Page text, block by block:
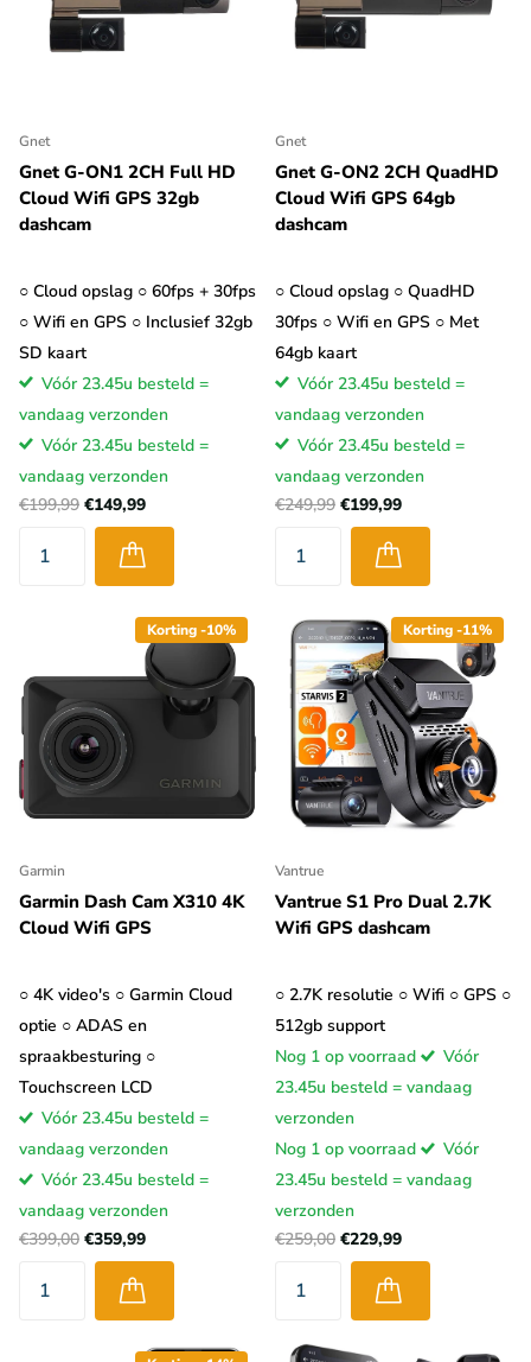
Gnet
Gnet G-ON1 2CH Full HD
Cloud Wifi GPS 32gb
dashcam
○ Cloud opslag ○ 60fps + 30fps
○ Wifi en GPS ○ Inclusief 32gb
SD kaart
Vóór 23.45u besteld =
vandaag verzonden
Vóór 23.45u besteld =
vandaag verzonden
€199,99 €149,99
Gnet
Gnet G-ON2 2CH QuadHD
Cloud Wifi GPS 64gb
dashcam
○ Cloud opslag ○ QuadHD
30fps ○ Wifi en GPS ○ Met
64gb kaart
Vóór 23.45u besteld =
vandaag verzonden
Vóór 23.45u besteld =
vandaag verzonden
€249,99 €199,99
Korting -10%
Garmin
Garmin Dash Cam X310 4K
Cloud Wifi GPS
○ 4K video's ○ Garmin Cloud
optie ○ ADAS en
spraakbesturing ○
Touchscreen LCD
Vóór 23.45u besteld =
vandaag verzonden
Vóór 23.45u besteld =
vandaag verzonden
€399,00 €359,99
Korting -11%
Vantrue
Vantrue S1 Pro Dual 2.7K
Wifi GPS dashcam
○ 2.7K resolutie ○ Wifi ○ GPS ○
512gb support
Nog 1 op voorraad
Vóór
23.45u besteld = vandaag
verzonden
Nog 1 op voorraad
Vóór
23.45u besteld = vandaag
verzonden
€259,00 €229,99